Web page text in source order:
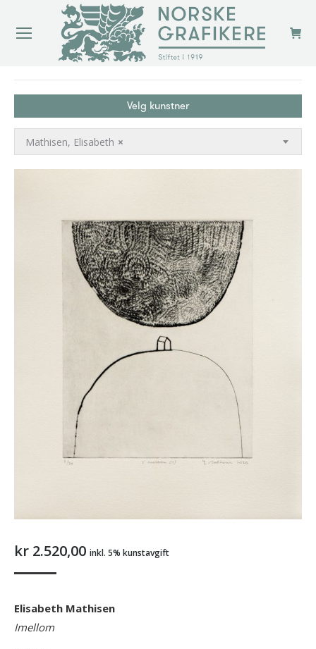
Velg kunstner
×
Mathisen, Elisabeth
kr 2.520,00 inkl. 5% kunstavgift
Elisabeth Mathisen
Imellom